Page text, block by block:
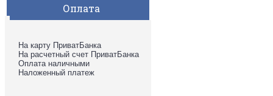
Оплата
На карту ПриватБанка
На расчетный счет ПриватБанка
Оплата наличными
Наложенный платеж